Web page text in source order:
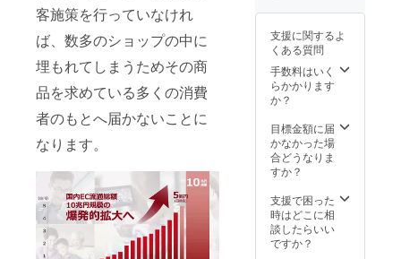
客施策を行っていなけれ
ば、数多のショップの中に
埋もれてしまうためその商
品を求めている多くの消費
者のもとへ届かないことに
なります。
り 【納
お取引
開始か
ら5日後
（お一
対応と
させて
頂きま
「商品
内容改
善のご
提案」
「SEO
対策」
ップ
ページ
の編
集」
運用」
「その
他、売
上アッ
支援に関するよ
くある質問
手数料はいく
らかかります
か？
目標金額に届
かなかった場
合どうなりま
すか？
支援で困った
時はどこに相
談したらいい
ですか？